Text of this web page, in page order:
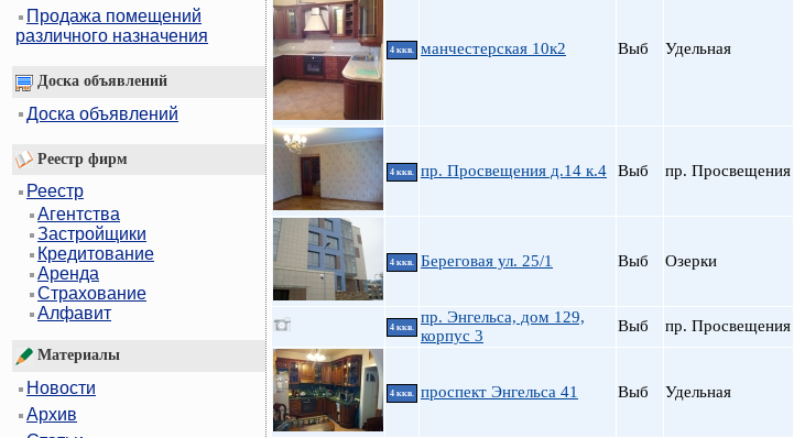
Продажа помещений
различного назначения
Доска объявлений
Доска объявлений
Реестр фирм
Реестр
Агентства
Застройщики
Кредитование
Аренда
Страхование
Алфавит
Материалы
Новости
Архив
4 ккв. манчестерская 10к2 Выб Удельная
4 ккв. пр. Просвещения д.14 к.4 Выб пр. Просвещения
4 ккв. Береговая ул. 25/1 Выб Озерки
4 ккв.
пр. Энгельса, дом 129,
корпус 3
Выб пр. Просвещения
4 ккв. проспект Энгельса 41 Выб Удельная